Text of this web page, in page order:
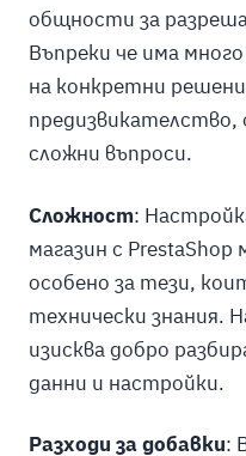
общности за
Въпреки че има
на конкретни
предизвикателство,
сложни въпроси.
Сложност:
магазин с
особено за тези,
технически знания.
изисква добро
данни и настройки.
Разходи за добавки: